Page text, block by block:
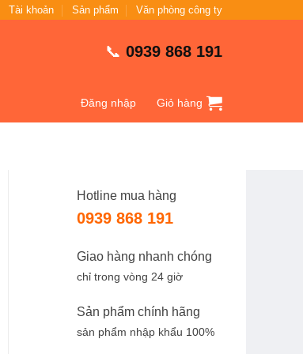
Tài khoản Sản phẩm Văn phòng công ty
📞 0939 868 191
Đăng nhập Giỏ hàng
Hotline mua hàng
0939 868 191
Giao hàng nhanh chóng
chỉ trong vòng 24 giờ
Sản phẩm chính hãng
sản phẩm nhập khẩu 100%